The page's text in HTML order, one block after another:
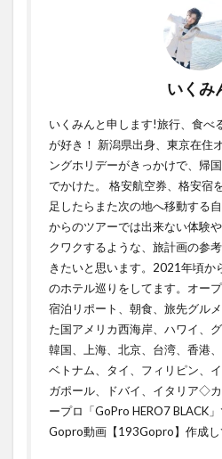
いくみ
いくみんと申します!旅行、食べ
が好き！ 新潟県出身、東京在住
ングホリデーがきっかけで、帰
でかけた。 格安航空券、格安宿
足したらまた次の地へ移動する
からのツアーでは出来ない体験
クワクするような、旅計画の参
きたいと思います。2021年頃か
のホテル巡りをしてます。オー
宿泊リポート、朝食、旅先グル
た国アメリカ西海岸、ハワイ、
韓国、上海、北京、台湾、香港
ベトナム、タイ、フィリピン、
ガポール、ドバイ、イタリア◇
ープロ「GoPro HERO7 BLACK
Gopro動画【193Gopro】作成し